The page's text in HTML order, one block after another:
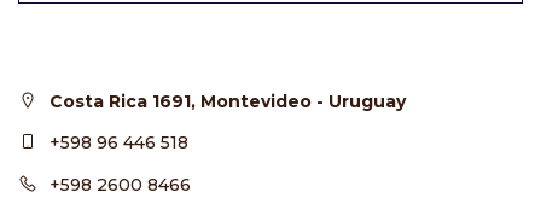
Costa Rica 1691, Montevideo - Uruguay
+598 96 446 518
+598 2600 8466